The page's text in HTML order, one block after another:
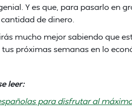
Y es que, para pasarlo en
de dinero.
mucho mejor sabiendo que
próximas semanas en lo
leer:
para disfrutar al